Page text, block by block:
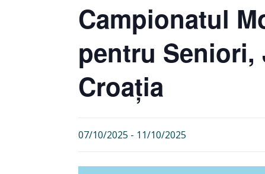
Campionatul
pentru Seniori,
Croația
07/10/2025 - 11/10/2025